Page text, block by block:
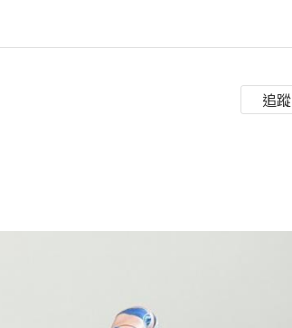
追蹤